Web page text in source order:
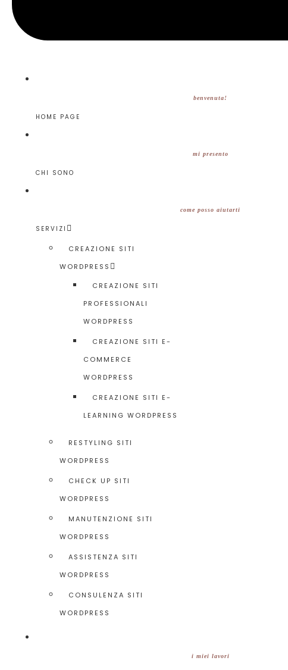
benvenuta!
HOME PAGE
mi presento
CHI SONO
come posso aiutarti
SERVIZI
CREAZIONE SITI
WORDPRESS
CREAZIONE SITI
PROFESSIONALI
WORDPRESS
CREAZIONE SITI E-
COMMERCE
WORDPRESS
CREAZIONE SITI E-
LEARNING WORDPRESS
RESTYLING SITI
WORDPRESS
CHECK UP SITI
WORDPRESS
MANUTENZIONE SITI
WORDPRESS
ASSISTENZA SITI
WORDPRESS
CONSULENZA SITI
WORDPRESS
i miei lavori